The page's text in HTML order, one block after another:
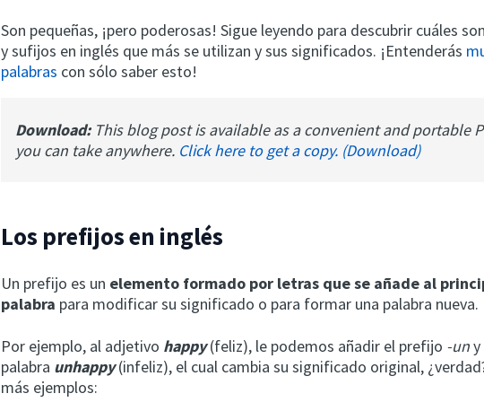
Son pequeñas, ¡pero poderosas! Sigue leyendo para descubrir cuáles
y sufijos en inglés que más se utilizan y sus significados. ¡Entenderás
palabras con sólo saber esto!
Download: This blog post is available as a convenient and portable
you can take anywhere. Click here to get a copy. (Download)
Los prefijos en inglés
Un prefijo es un elemento formado por letras que se añade al
palabra para modificar su significado o para formar una palabra nueva.
Por ejemplo, al adjetivo happy(feliz), le podemos añadir el prefijo -un
palabra unhappy(infeliz), el cual cambia su significado original,
más ejemplos: